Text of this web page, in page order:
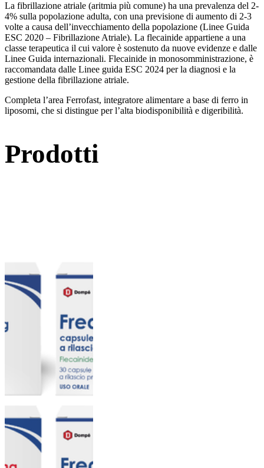
La fibrillazione atriale (aritmia più comune) ha una prevalenza del 2-
4% sulla popolazione adulta, con una previsione di aumento di 2-3
volte a causa dell’invecchiamento della popolazione (Linee Guida
ESC 2020 – Fibrillazione Atriale). La flecainide appartiene a una
classe terapeutica il cui valore è sostenuto da nuove evidenze e dalle
Linee Guida internazionali. Flecainide in monosomministrazione, è
raccomandata dalle Linee guida ESC 2024 per la diagnosi e la
gestione della fibrillazione atriale.
Completa l’area Ferrofast, integratore alimentare a base di ferro in
liposomi, che si distingue per l’alta biodisponibilità e digeribilità.
Prodotti